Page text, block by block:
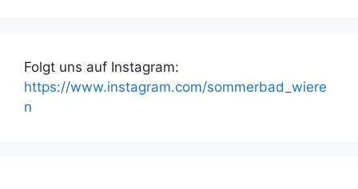
Folgt uns auf Instagram:
https://www.instagram.com/sommerbad_wiere
n